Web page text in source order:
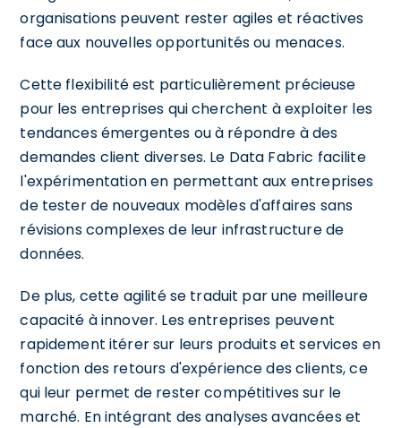
organisations peuvent rester agiles et réactives
face aux nouvelles opportunités ou menaces.
Cette flexibilité est particulièrement précieuse
pour les entreprises qui cherchent à exploiter les
tendances émergentes ou à répondre à des
demandes client diverses. Le Data Fabric facilite
l'expérimentation en permettant aux entreprises
de tester de nouveaux modèles d'affaires sans
révisions complexes de leur infrastructure de
données.
De plus, cette agilité se traduit par une meilleure
capacité à innover. Les entreprises peuvent
rapidement itérer sur leurs produits et services en
fonction des retours d'expérience des clients, ce
qui leur permet de rester compétitives sur le
marché. En intégrant des analyses avancées et